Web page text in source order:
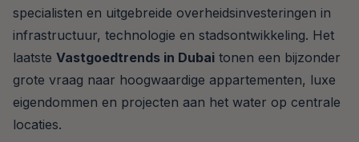
specialisten en uitgebreide overheidsinvesteringen in
infrastructuur, technologie en stadsontwikkeling. Het
laatste Vastgoedtrends in Dubai tonen een bijzonder
grote vraag naar hoogwaardige appartementen, luxe
eigendommen en projecten aan het water op centrale
locaties.